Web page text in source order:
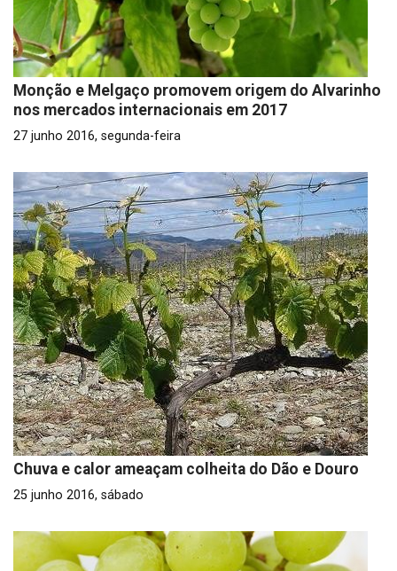
Monção e Melgaço promovem origem do Alvarinho
nos mercados internacionais em 2017
27 junho 2016, segunda-feira
Chuva e calor ameaçam colheita do Dão e Douro
25 junho 2016, sábado